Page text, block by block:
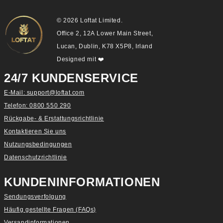
24/7 KUNDENSERVICE
E-Mail: support@loftat.com
Telefon: 0800 550 290
Rückgabe- & Erstattungsrichtlinie
Kontaktieren Sie uns
Nutzungsbedingungen
Datenschutzrichtlinie
KUNDENINFORMATIONEN
Sendungsverfolgung
Häufig gestellte Fragen (FAQs)
© 2026 Loftat Limited.
Office 2, 12A Lower Main Street,
Lucan, Dublin, K78 X5P8, Irland
Designed mit ❤️